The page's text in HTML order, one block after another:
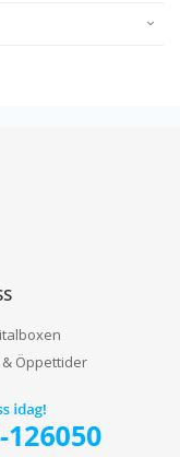
Öppettider